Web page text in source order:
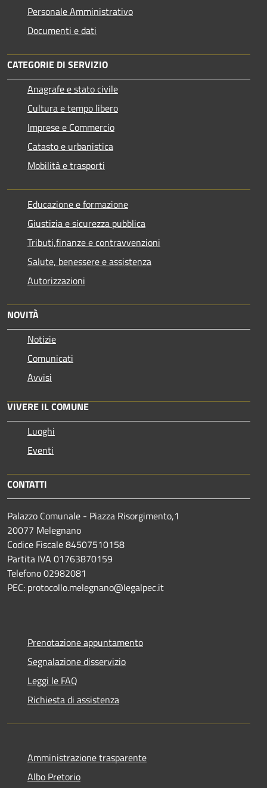
Personale Amministrativo
Documenti e dati
CATEGORIE DI SERVIZIO
Anagrafe e stato civile
Cultura e tempo libero
Imprese e Commercio
Catasto e urbanistica
Mobilità e trasporti
Educazione e formazione
Giustizia e sicurezza pubblica
Tributi,finanze e contravvenzioni
Salute, benessere e assistenza
Autorizzazioni
NOVITÀ
Notizie
Comunicati
Avvisi
VIVERE IL COMUNE
Luoghi
Eventi
CONTATTI
Palazzo Comunale - Piazza Risorgimento,1
20077 Melegnano
Codice Fiscale 84507510158
Partita IVA 01763870159
Telefono 02982081
PEC: protocollo.melegnano@legalpec.it
Prenotazione appuntamento
Segnalazione disservizio
Leggi le FAQ
Richiesta di assistenza
Amministrazione trasparente
Albo Pretorio